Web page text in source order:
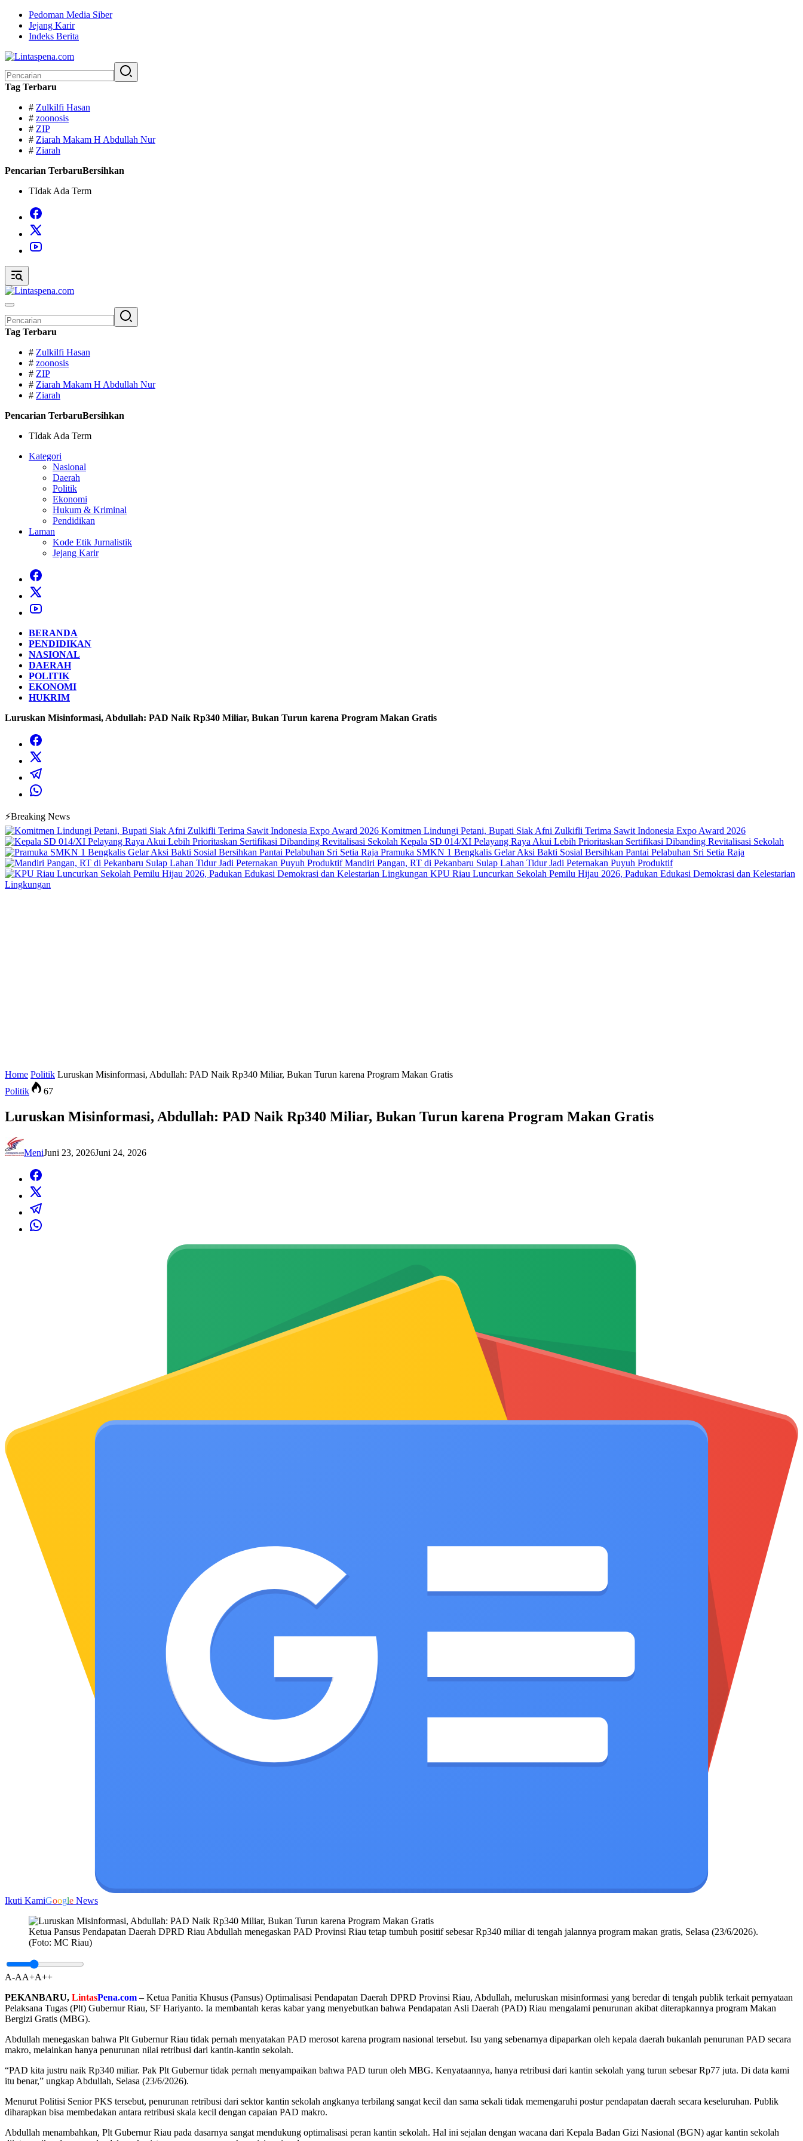
Langsung
konten
Pedoman Media Siber
Jejang Karir
Indeks Berita
untuk:
Tag Terbaru
# Zulkilfi Hasan
# zoonosis
# ZIP
# Ziarah Makam H Abdullah Nur
# Ziarah
Pencarian TerbaruBersihkan
TIdak Ada Term
untuk:
Tag Terbaru
# Zulkilfi Hasan
# zoonosis
# ZIP
# Ziarah Makam H Abdullah Nur
# Ziarah
Pencarian TerbaruBersihkan
TIdak Ada Term
Kategori
Nasional
Daerah
Politik
Ekonomi
Hukum & Kriminal
Pendidikan
Laman
Kode Etik Jurnalistik
Jejang Karir
BERANDA
PENDIDIKAN
NASIONAL
DAERAH
POLITIK
EKONOMI
HUKRIM
Luruskan Misinformasi, Abdullah: PAD Naik Rp340 Miliar, Bukan Turun karena Program Makan Gratis
⚡Breaking News
Komitmen Lindungi Petani, Bupati Siak Afni Zulkifli Terima Sawit Indonesia Expo Award 2026
Kepala SD 014/XI Pelayang Raya Akui Lebih Prioritaskan Sertifikasi Dibanding Revitalisasi Sekolah
Pramuka SMKN 1 Bengkalis Gelar Aksi Bakti Sosial Bersihkan Pantai Pelabuhan Sri Setia Raja
Mandiri Pangan, RT di Pekanbaru Sulap Lahan Tidur Jadi Peternakan Puyuh Produktif
KPU Riau Luncurkan Sekolah Pemilu Hijau 2026, Padukan Edukasi Demokrasi dan Kelestarian
Lingkungan
Home Politik Luruskan Misinformasi, Abdullah: PAD Naik Rp340 Miliar, Bukan Turun karena Program Makan Gratis
Politik
67
Luruskan Misinformasi, Abdullah: PAD Naik Rp340 Miliar, Bukan Turun karena Program Makan Gratis
MeniJuni 23, 2026Juni 24, 2026
Ikuti KamiGoogle News
Ketua Pansus Pendapatan Daerah DPRD Riau Abdullah menegaskan PAD Provinsi Riau tetap tumbuh positif sebesar Rp340 miliar di tengah jalannya program makan gratis, Selasa (23/6/2026).
(Foto: MC Riau)
A-AA+A++
PEKANBARU, LintasPena.com – Ketua Panitia Khusus (Pansus) Optimalisasi Pendapatan Daerah DPRD Provinsi Riau, Abdullah, meluruskan misinformasi yang beredar di tengah publik terkait pernyataan
Pelaksana Tugas (Plt) Gubernur Riau, SF Hariyanto. Ia membantah keras kabar yang menyebutkan bahwa Pendapatan Asli Daerah (PAD) Riau mengalami penurunan akibat diterapkannya program Makan
Bergizi Gratis (MBG).
Abdullah menegaskan bahwa Plt Gubernur Riau tidak pernah menyatakan PAD merosot karena program nasional tersebut. Isu yang sebenarnya dipaparkan oleh kepala daerah bukanlah penurunan PAD secara
makro, melainkan hanya penurunan nilai retribusi dari kantin-kantin sekolah.
“PAD kita justru naik Rp340 miliar. Pak Plt Gubernur tidak pernah menyampaikan bahwa PAD turun oleh MBG. Kenyataannya, hanya retribusi dari kantin sekolah yang turun sebesar Rp77 juta. Di data kami
itu benar,” ungkap Abdullah, Selasa (23/6/2026).
Menurut Politisi Senior PKS tersebut, penurunan retribusi dari sektor kantin sekolah angkanya terbilang sangat kecil dan sama sekali tidak memengaruhi postur pendapatan daerah secara keseluruhan. Publik
diharapkan bisa membedakan antara retribusi skala kecil dengan capaian PAD makro.
Abdullah menambahkan, Plt Gubernur Riau pada dasarnya sangat mendukung optimalisasi peran kantin sekolah. Hal ini sejalan dengan wacana dari Kepala Badan Gizi Nasional (BGN) agar kantin sekolah